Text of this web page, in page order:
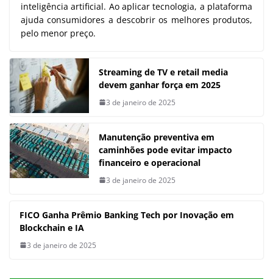
inteligência artificial. Ao aplicar tecnologia, a plataforma
ajuda consumidores a descobrir os melhores produtos,
pelo menor preço.
Streaming de TV e retail media
devem ganhar força em 2025
3 de janeiro de 2025
Manutenção preventiva em
caminhões pode evitar impacto
financeiro e operacional
3 de janeiro de 2025
FICO Ganha Prêmio Banking Tech por Inovação em
Blockchain e IA
3 de janeiro de 2025